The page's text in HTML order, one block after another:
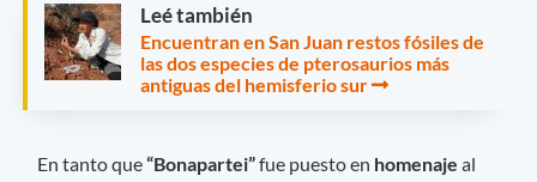
Leé también
Encuentran en San Juan restos fósiles de
las dos especies de pterosaurios más
antiguas del hemisferio sur
En tanto que“Bonapartei”fue puesto en homenajeal